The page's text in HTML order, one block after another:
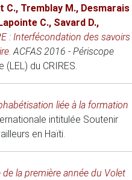
C., Tremblay M., Desmarais
C., Savard D.,
: Interfécondation des savoirs
.ACFAS 2016 - Périscope
(LEL) du CRIRES.
liée à la formation
intitulée Soutenir
en Haïti.
de la première année du Volet